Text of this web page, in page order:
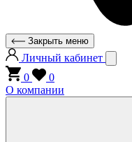
Закрыть меню
Личный кабинет
0
0
О компании